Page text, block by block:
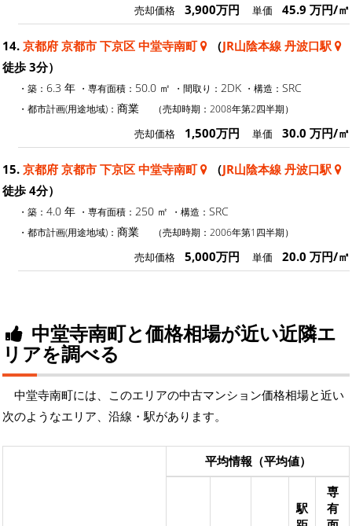
売却価格 3,900万円 単価 45.9 万円/㎡
14. 京都府 京都市 下京区 中堂寺南町 （JR山陰本線 丹波口駅
徒歩 3分）
・築： 6.3 年 ・専有面積： 50.0 ㎡ ・間取り： 2DK ・構造： SRC
・都市計画(用途地域)： 商業 （売却時期：2008年第2四半期）
売却価格 1,500万円 単価 30.0 万円/㎡
15. 京都府 京都市 下京区 中堂寺南町 （JR山陰本線 丹波口駅
徒歩 4分）
・築： 4.0 年 ・専有面積： 250 ㎡ ・構造： SRC
・都市計画(用途地域)： 商業 （売却時期：2006年第1四半期）
売却価格 5,000万円 単価 20.0 万円/㎡
中堂寺南町と価格相場が近い近隣エ
リアを調べる
中堂寺南町には、このエリアの中古マンション価格相場と近い
次のようなエリア、沿線・駅があります。
平均情報（平均値）
駅
専
有